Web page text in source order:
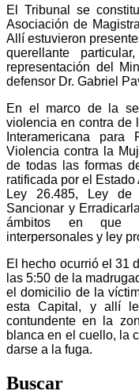
El Tribunal se
Asociación de
Allí estuvieron
querellante
representación del
defensor Dr. Gabriel
En el marco de la
violencia en contra de
Interamericana
Violencia contra la
de todas las formas
ratificada por el
Ley 26.485, Ley de
Sancionar y
ámbitos en que
interpersonales y ley
El hecho ocurrió el 31
las 5:50 de la
el domicilio de la
esta Capital, y allí
contundente en la
blanca en el cuello, la
darse a la fuga.
Buscar